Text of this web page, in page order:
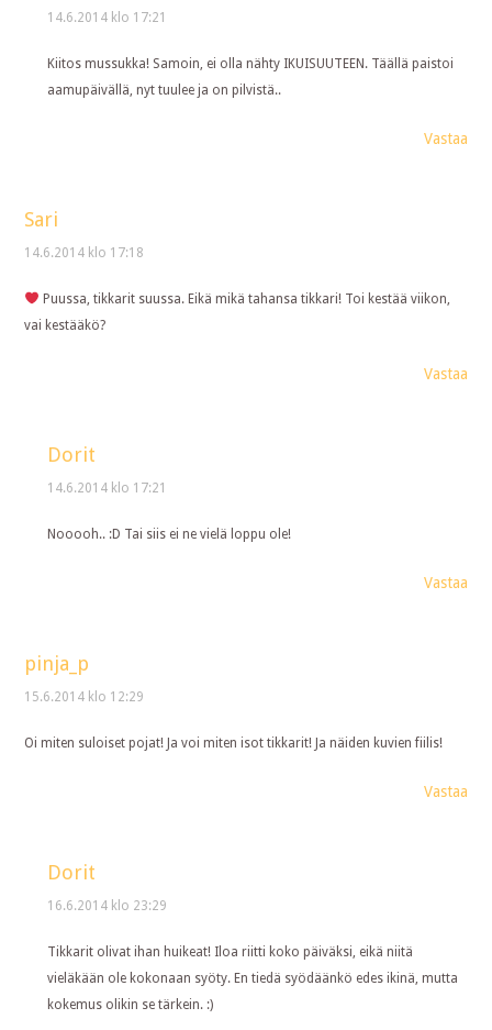
14.6.2014 klo 17:21
Kiitos mussukka! Samoin, ei olla nähty IKUISUUTEEN. Täällä paistoi
aamupäivällä, nyt tuulee ja on pilvistä..
Vastaa
Sari
14.6.2014 klo 17:18
Puussa, tikkarit suussa. Eikä mikä tahansa tikkari! Toi kestää viikon,
vai kestääkö?
Vastaa
Dorit
14.6.2014 klo 17:21
Nooooh.. :D Tai siis ei ne vielä loppu ole!
Vastaa
pinja_p
15.6.2014 klo 12:29
Oi miten suloiset pojat! Ja voi miten isot tikkarit! Ja näiden kuvien fiilis!
Vastaa
Dorit
16.6.2014 klo 23:29
Tikkarit olivat ihan huikeat! Iloa riitti koko päiväksi, eikä niitä
vieläkään ole kokonaan syöty. En tiedä syödäänkö edes ikinä, mutta
kokemus olikin se tärkein. :)